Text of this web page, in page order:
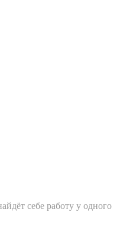
себе работу у одного